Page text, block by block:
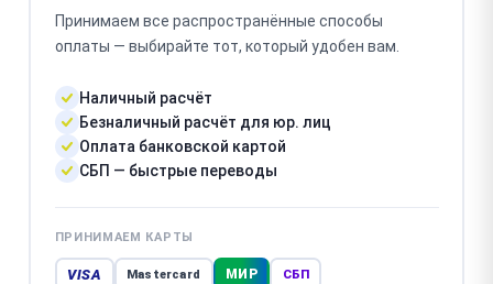
Принимаем все распространённые способы
оплаты — выбирайте тот, который удобен вам.
Наличный расчёт
Безналичный расчёт для юр. лиц
Оплата банковской картой
СБП — быстрые переводы
ПРИНИМАЕМ КАРТЫ
VISA Mastercard МИР СБП